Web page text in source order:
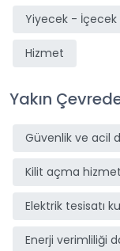
Yiyecek - İçecek
Hizmet
Yakın
Güvenlik ve acil
Kilit açma
Elektrik tesisatı
Enerji verimliliği